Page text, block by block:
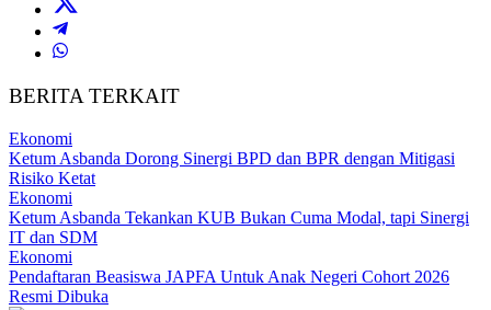
BERITA TERKAIT
Ekonomi
Ketum Asbanda Dorong Sinergi BPD dan BPR dengan Mitigasi
Risiko Ketat
Ekonomi
Ketum Asbanda Tekankan KUB Bukan Cuma Modal, tapi Sinergi
IT dan SDM
Ekonomi
Pendaftaran Beasiswa JAPFA Untuk Anak Negeri Cohort 2026
Resmi Dibuka